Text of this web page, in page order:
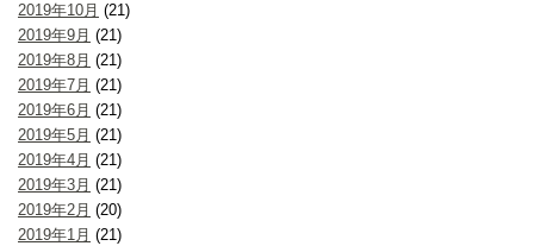
2019年10月 (21)
2019年9月 (21)
2019年8月 (21)
2019年7月 (21)
2019年6月 (21)
2019年5月 (21)
2019年4月 (21)
2019年3月 (21)
2019年2月 (20)
2019年1月 (21)